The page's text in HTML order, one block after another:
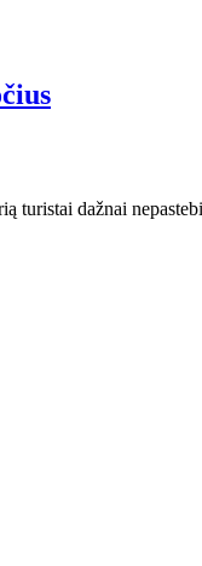
turistai dažnai